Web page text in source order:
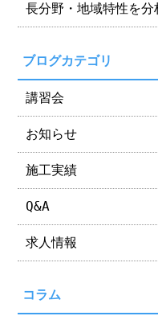
長分野・地域特性を分
ブログカテゴリ
講習会
お知らせ
施工実績
Q&A
求人情報
コラム